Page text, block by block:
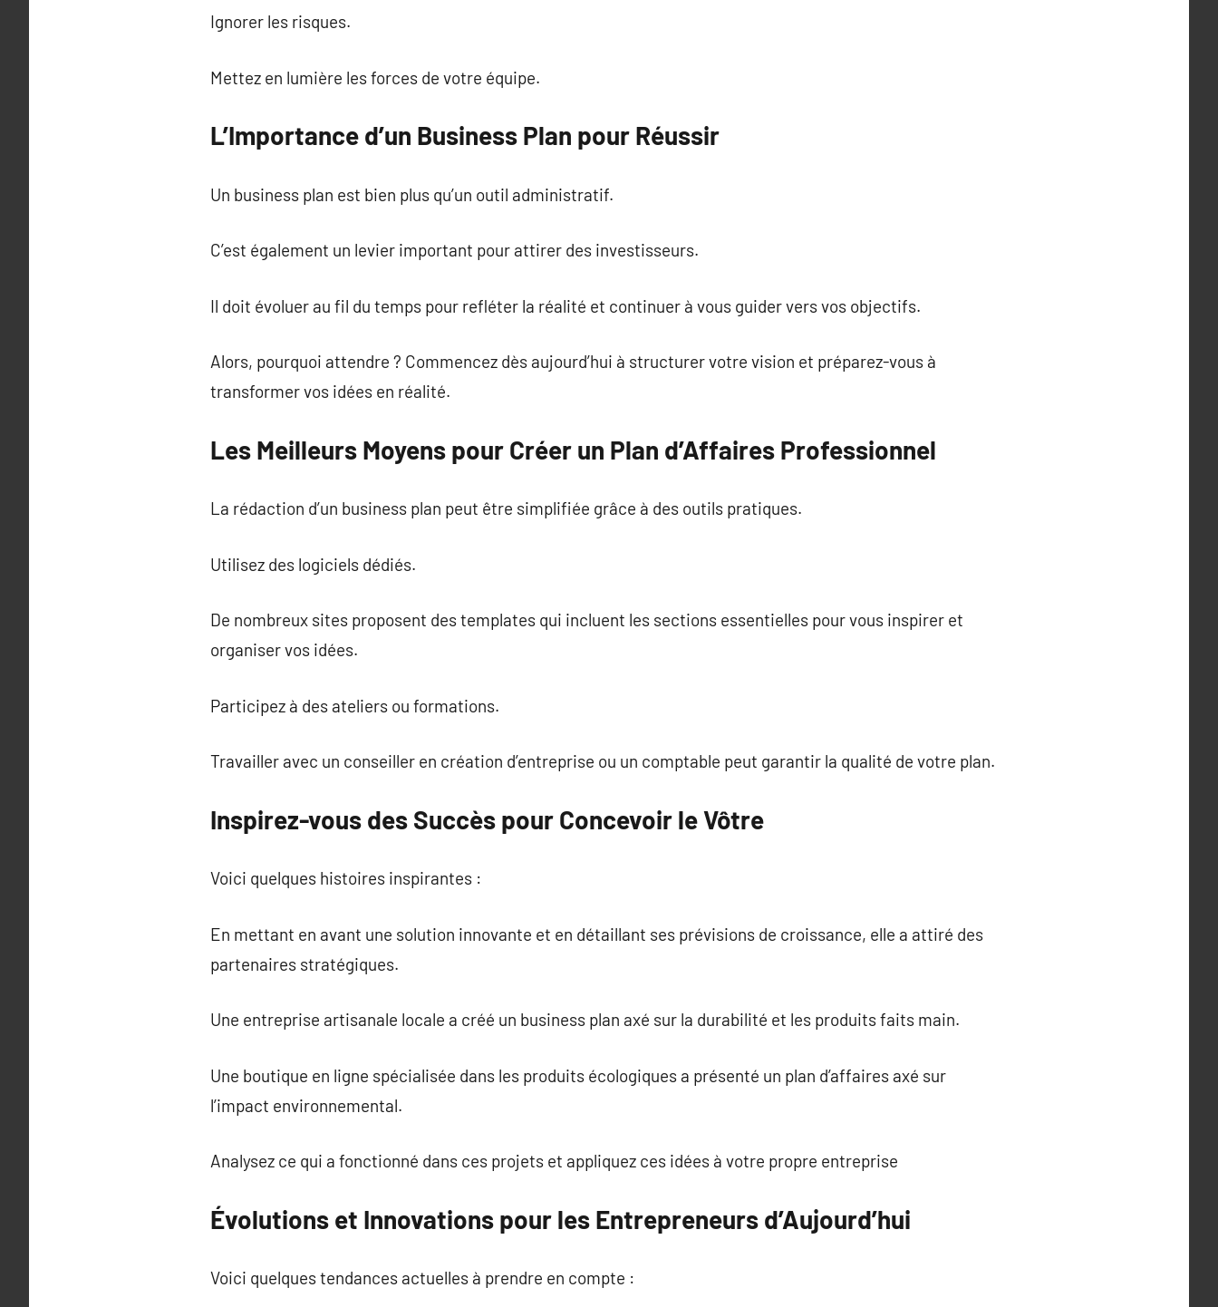
Ignorer les risques.
Mettez en lumière les forces de votre équipe.
L’Importance d’un Business Plan pour Réussir
Un business plan est bien plus qu’un outil administratif.
C’est également un levier important pour attirer des investisseurs.
Il doit évoluer au fil du temps pour refléter la réalité et continuer à vous guider vers vos objectifs.
Alors, pourquoi attendre ? Commencez dès aujourd’hui à structurer votre vision et préparez-vous à
transformer vos idées en réalité.
Les Meilleurs Moyens pour Créer un Plan d’Affaires Professionnel
La rédaction d’un business plan peut être simplifiée grâce à des outils pratiques.
Utilisez des logiciels dédiés.
De nombreux sites proposent des templates qui incluent les sections essentielles pour vous inspirer et
organiser vos idées.
Participez à des ateliers ou formations.
Travailler avec un conseiller en création d’entreprise ou un comptable peut garantir la qualité de votre plan.
Inspirez-vous des Succès pour Concevoir le Vôtre
Voici quelques histoires inspirantes :
En mettant en avant une solution innovante et en détaillant ses prévisions de croissance, elle a attiré des
partenaires stratégiques.
Une entreprise artisanale locale a créé un business plan axé sur la durabilité et les produits faits main.
Une boutique en ligne spécialisée dans les produits écologiques a présenté un plan d’affaires axé sur
l’impact environnemental.
Analysez ce qui a fonctionné dans ces projets et appliquez ces idées à votre propre entreprise
Évolutions et Innovations pour les Entrepreneurs d’Aujourd’hui
Voici quelques tendances actuelles à prendre en compte :